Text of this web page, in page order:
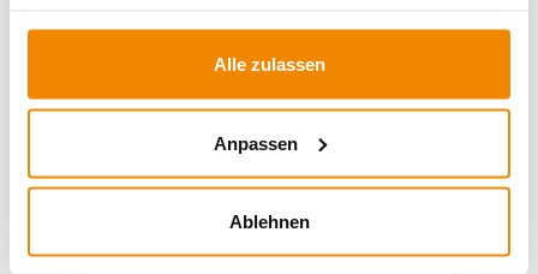
Alle zulassen
Anpassen
Ablehnen